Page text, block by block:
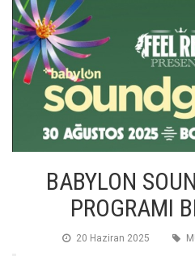
BABYLON
PROGRAMI
20 Haziran 2025